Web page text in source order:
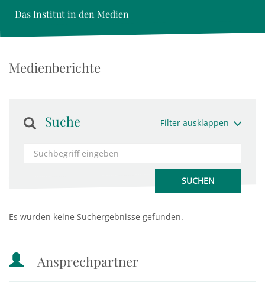
Das Institut in den Medien
Medienberichte
Suche Filter ausklappen
Es wurden keine Suchergebnisse gefunden.
Ansprechpartner